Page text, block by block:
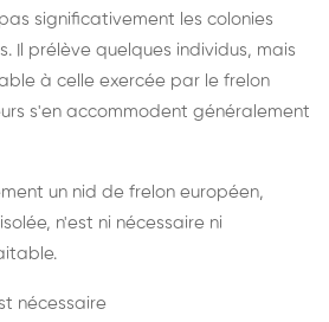
significativement les colonies
Il prélève quelques individus, mais
à celle exercée par le frelon
s'en accommodent généralement
un nid de frelon européen,
n'est ni nécessaire ni
nécessaire